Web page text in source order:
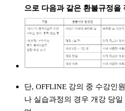
으로 다음과 같은 환불규정을
단, OFFLINE 강의 중 수강인
나 실습과정의 경우 개강 당